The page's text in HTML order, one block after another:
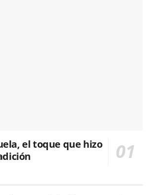
el toque que hizo